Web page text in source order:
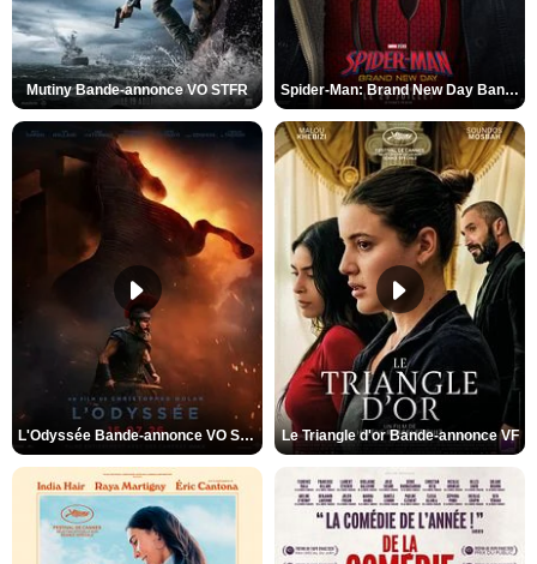
Mutiny Bande-annonce VO STFR Spider-Man: Brand New Day Bande-annonce VO STFR
L'Odyssée Bande-annonce VO STFR Le Triangle d'or Bande-annonce VF